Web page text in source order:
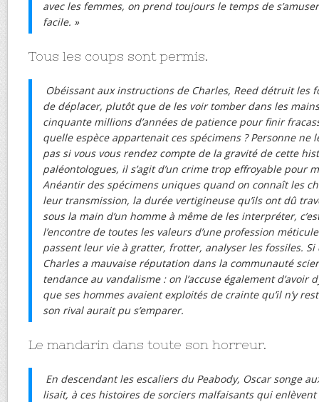
avec les femmes, on prend toujours le temps de
facile. »
Tous les coups sont permis.
Obéissant aux instructions de Charles, Reed détruit les
de déplacer, plutôt que de les voir tomber dans les mains
cinquante millions d’années de patience pour finir
quelle espèce appartenait ces spécimens ? Personne ne
pas si vous vous rendez compte de la gravité de cette
paléontologues, il s’agit d’un crime trop effroyable pour
Anéantir des spécimens uniques quand on connaît les
leur transmission, la durée vertigineuse qu’ils ont dû
sous la main d’un homme à même de les interpréter,
l’encontre de toutes les valeurs d’une profession
passent leur vie à gratter, frotter, analyser les fossiles. Si
Charles a mauvaise réputation dans la communauté
tendance au vandalisme : on l’accuse également d’avoir
que ses hommes avaient exploités de crainte qu’il n’y
son rival aurait pu s’emparer.
Le mandarin dans toute son horreur.
En descendant les escaliers du Peabody, Oscar songe
lisait, à ces histoires de sorciers malfaisants qui